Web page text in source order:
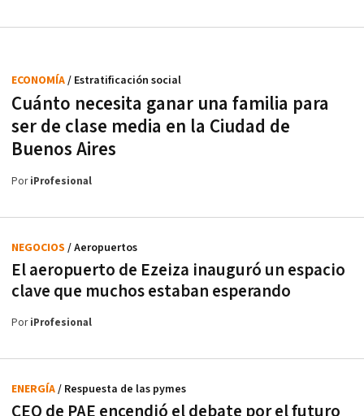
Cuánto necesita ganar una familia para
ser de clase media en la Ciudad de
Buenos Aires
ECONOMÍA/ Estratificación social
PoriProfesional
El aeropuerto de Ezeiza inauguró un espacio
clave que muchos estaban esperando
NEGOCIOS / Aeropuertos
PoriProfesional
ENERGÍA/ Respuesta de las pymes